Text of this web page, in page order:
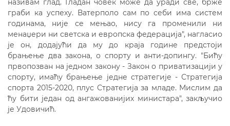
називам глад. Гладан човек може да уради све, брже
граби ка успеху. Ватерполо сам по себи има систем
годинама, није се мењао, нису га променили ни
менаџери ни светска и европска федерација", нагласио
је он, додајући да му до краја године предстоји
брањење два закона, о спорту и анти-допингу. "Бићу
првопозван на једном закону - Закон о приватизацији у
спорту, имаћу брањење једне стратегије - Стратегија
спорта 2015-2020, плус Стратегија за младе. Мислим да
ћу бити један од ангажованијих министара", закључио
је Удовичић.